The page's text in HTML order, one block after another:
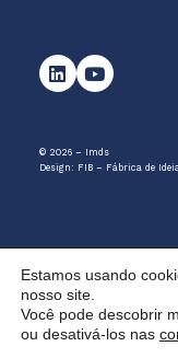
© 2026 – Imds
Design: FIB – Fábrica de
Estamos usando
nosso site.
Você pode descobrir
ou desativá-los nas